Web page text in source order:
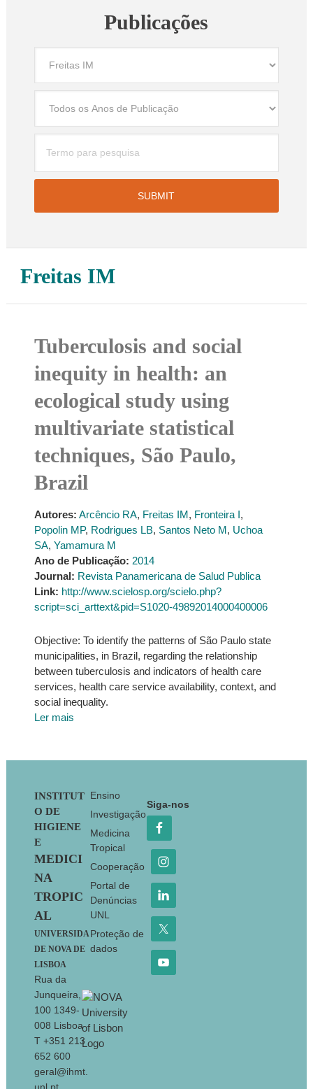
Publicações
Freitas IM
Tuberculosis and social
inequity in health: an
ecological study using
multivariate statistical
techniques, São Paulo,
Brazil
Autores: Arcêncio RA, Freitas IM, Fronteira I,
Popolin MP, Rodrigues LB, Santos Neto M, Uchoa
SA, Yamamura M
Ano de Publicação: 2014
Journal: Revista Panamericana de Salud Publica
Link: http://www.scielosp.org/scielo.php?
script=sci_arttext&pid=S1020-49892014000400006
Objective: To identify the patterns of São Paulo state
municipalities, in Brazil, regarding the relationship
between tuberculosis and indicators of health care
services, health care service availability, context, and
social inequality.
Ler mais
Footer
INSTITUT
O DE
HIGIENE
E
MEDICI
NA
TROPIC
AL
UNIVERSIDA
DE NOVA DE
LISBOA
Rua da
Junqueira,
100 1349-
008 Lisboa
T +351 213
652 600
geral@ihmt.
Ensino
Investigação
Medicina
Tropical
Cooperação
Portal de
Denúncias
UNL
Proteção de
dados
Siga-nos